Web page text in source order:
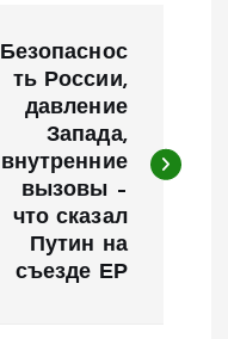
Безопаснос
ть России,
давление
Запада,
внутренние
вызовы –
что сказал
Путин на
съезде ЕР